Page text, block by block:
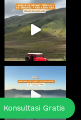
Konsultasi Gratis